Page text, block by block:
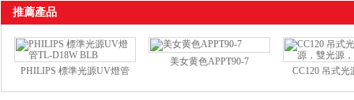
推薦產品
PHILIPS 標準光源UV燈管
美女黄色APPT90-7
CC120 吊式光